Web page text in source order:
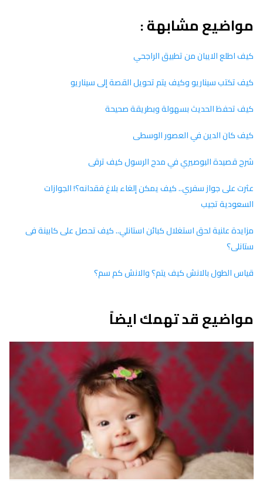
مواضيع مشابهة :
كيف اطلع الايبان من تطبيق الراجحي
كيف تكتب سيناريو وكيف يتم تحويل القصة إلى سيناريو
كيف تحفظ الحديث بسهولة وبطريقة صحيحة
كيف كان الدين في العصور الوسطى
شرح قصيدة البوصيري في مدح الرسول كيف ترقى
عثرت على جواز سفري.. كيف يمكن إلغاء بلاغ فقدانه؟! الجوازات
السعودية تجيب
مزايدة علنية لحق استغلال كبائن استانلي.. كيف تحصل على كابينة فى
ستانلى؟
قياس الطول بالانش كيف يتم؟ والانش كم سم؟
مواضيع قد تهمك ايضاً